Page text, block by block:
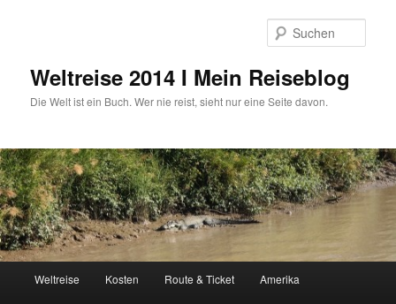
Weltreise 2014 I Mein Reiseblog
Die Welt ist ein Buch. Wer nie reist, sieht nur eine Seite davon.
Weltreise Kosten Route & Ticket Amerika